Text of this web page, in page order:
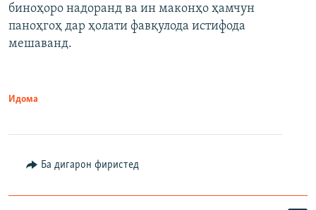
биноҳоро надоранд ва ин маконҳо ҳамчун
паноҳгоҳ дар ҳолати фавқулода истифода
мешаванд.
Идома
Ба дигарон фиристед